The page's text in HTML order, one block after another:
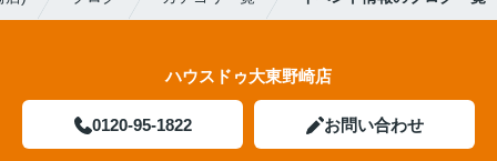
ハウスドゥ大東野崎店
0120-95-1822 お問い合わせ